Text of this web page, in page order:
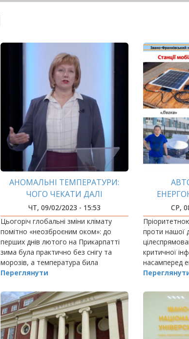
АНОМАЛЬНІ ТЕМПЕРАТУРИ:
ЧОГО ЧЕКАТИ ДАЛІ
ЧТ, 09/02/2023 - 15:53
Цьогоріч глобальні зміни клімату
помітно «неозброєним оком»: до
перших днів лютого на Прикарпатті
зима була практично без снігу та
морозів, а температура била
абсолютні рекорди.
Переглянути
СР,
проти нашої
критичної
насамперед
удари по